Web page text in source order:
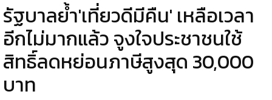
รัฐบาลย้ำ'เที่ยวดีมีคืน' เหลือเวลา
อีกไม่มากแล้ว จูงใจประชาชนใช้
สิทธิ์ลดหย่อนภาษีสูงสุด 30,000
บาท